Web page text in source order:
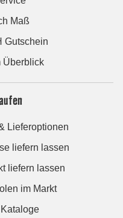
Maß
Gutschein
Überblick
Lieferoptionen
liefern lassen
liefern lassen
im Markt